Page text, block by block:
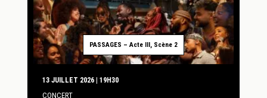
PASSAGES – Acte III, Scène 2
13 JUILLET 2026 | 19H30
CONCERT